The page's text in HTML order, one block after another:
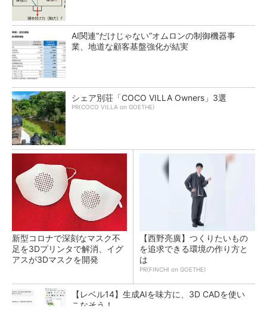
AI関連“だけじゃない”オムロンの制御機器事
業、地道な顧客基盤強化が結実
シェア別荘「COCO VILLA Owners」3選
PR(COCO VILLA on GOETHE)
新型コロナで深刻なマスク不
足を3Dプリンタで解消、イグ
アスが3Dマスクを開発
【西野亮廣】つくりたいもの
を追求できる環境の作り方と
は
PR(FINCHI on GOETHE)
【レベル14】生成AIを味方に、3D CADを使い
こなそう！